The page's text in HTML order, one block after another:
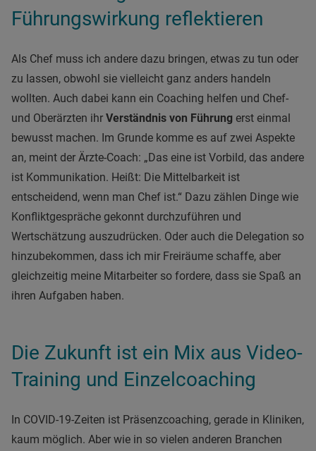
Führungswirkung reflektieren
Als Chef muss ich andere dazu bringen, etwas zu tun oder
zu lassen, obwohl sie vielleicht ganz anders handeln
wollten. Auch dabei kann ein Coaching helfen und Chef-
und Oberärzten ihr Verständnis von Führung erst einmal
bewusst machen. Im Grunde komme es auf zwei Aspekte
an, meint der Ärzte-Coach: „Das eine ist Vorbild, das andere
ist Kommunikation. Heißt: Die Mittelbarkeit ist
entscheidend, wenn man Chef ist.“ Dazu zählen Dinge wie
Konfliktgespräche gekonnt durchzuführen und
Wertschätzung auszudrücken. Oder auch die Delegation so
hinzubekommen, dass ich mir Freiräume schaffe, aber
gleichzeitig meine Mitarbeiter so fordere, dass sie Spaß an
ihren Aufgaben haben.
Die Zukunft ist ein Mix aus Video-
Training und Einzelcoaching
In COVID-19-Zeiten ist Präsenzcoaching, gerade in Kliniken,
kaum möglich. Aber wie in so vielen anderen Branchen